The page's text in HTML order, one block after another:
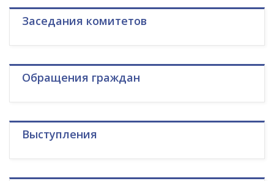
Заседания комитетов
Обращения граждан
Выступления